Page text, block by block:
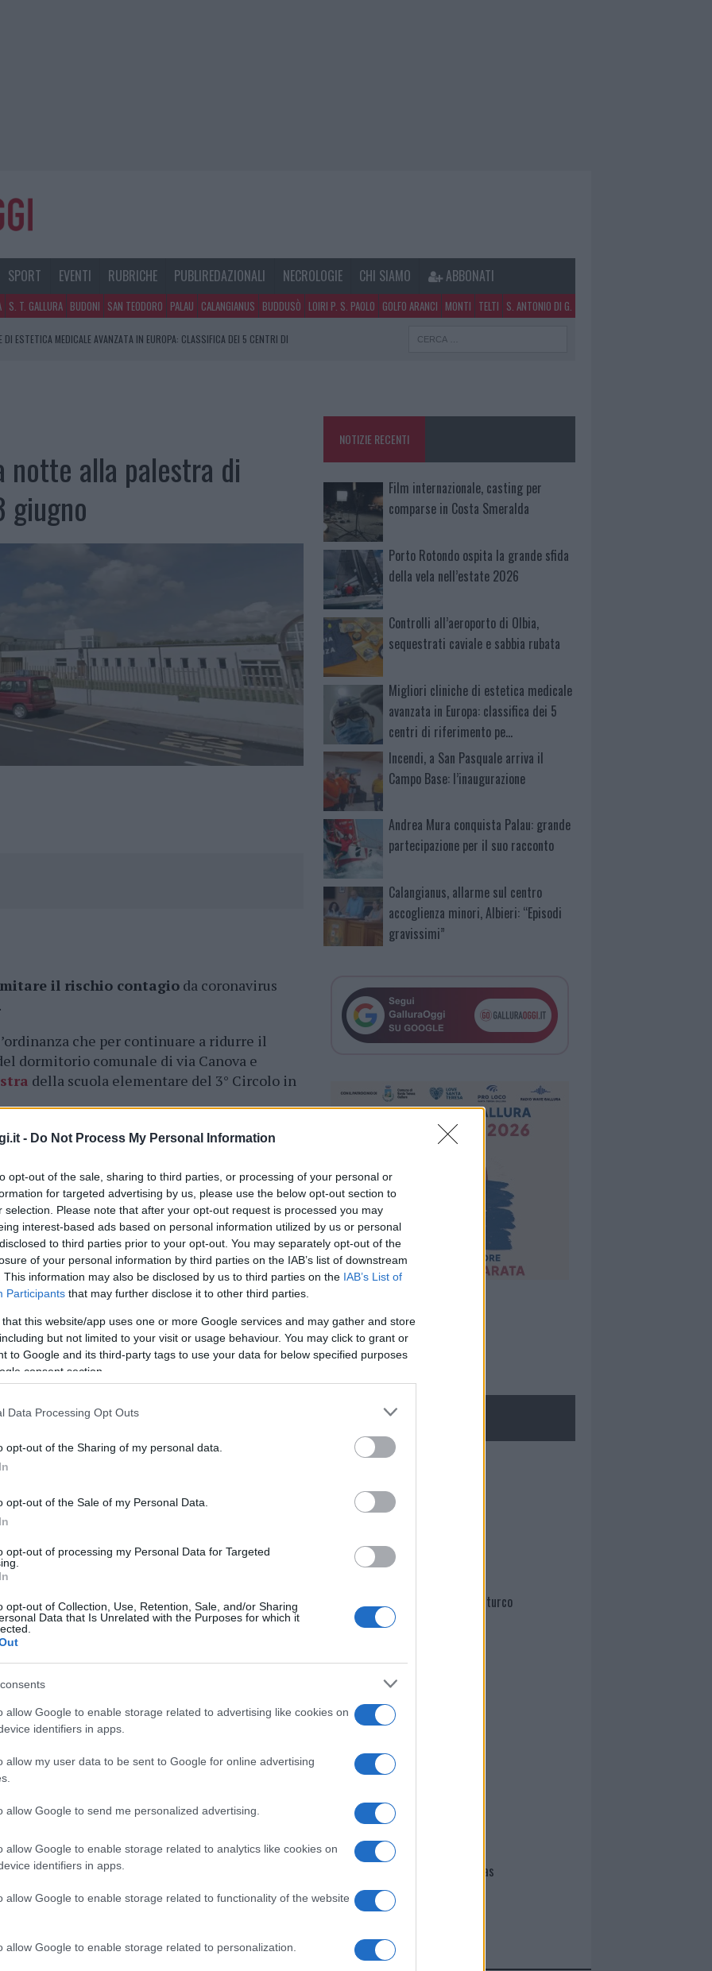
- Do Not Process My Personal Information
opt-out of the sale, sharing to third parties, or processing of your personal or
for targeted advertising by us, please use the below opt-out section to
selection. Please note that after your opt-out request is processed you may
interest-based ads based on personal information utilized by us or personal
to third parties prior to your opt-out. You may separately opt-out of the
of your personal information by third parties on the IAB’s list of downstream
This information may also be disclosed by us to third parties on the IAB’s List of
Participants that may further disclose it to other third parties.
that this website/app uses one or more Google services and may gather and store
but not limited to your visit or usage behaviour. You may click to grant or
to Google and its third-party tags to use your data for below specified purposes
consent section.
Data Processing Opt Outs
opt-out of the Sharing of my personal data.
opt-out of the Sale of my Personal Data.
opt-out of processing my Personal Data for Targeted
opt-out of Collection, Use, Retention, Sale, and/or Sharing
Data that Is Unrelated with the Purposes for which it
allow Google to enable storage related to advertising like cookies on
identifiers in apps.
allow my user data to be sent to Google for online advertising
allow Google to send me personalized advertising.
allow Google to enable storage related to analytics like cookies on
identifiers in apps.
allow Google to enable storage related to functionality of the website
allow Google to enable storage related to personalization.
SPORT EVENTI RUBRICHE PUBLIREDAZIONALI NECROLOGIE CHI SIAMO ABBONATI
S. T. GALLURA BUDONI SAN TEODORO PALAU CALANGIANUS BUDDUSÒ LOIRI P. S. PAOLO GOLFO ARANCI MONTI TELTI S. ANTONIO DI G.
DI ESTETICA MEDICALE AVANZATA IN EUROPA: CLASSIFICA DEI 5 CENTRI DI
SEQUESTRATI CAVIALE E SABBIA RUBATA
notte alla palestra di
giugno
il rischio contagio da coronavirus
che per continuare a ridurre il
dormitorio comunale di via Canova e
della scuola elementare del 3° Circolo in
salvo proroghe, fino al 3 giugno e
gli ospiti del dormitorio. Nel
provveduto ad allestire il locale per
e i servizisociali ad assicurare la
cliccando qui
nella sezione
Olbia
NOTIZIE RECENTI
Film internazionale, casting per
comparse in Costa Smeralda
Porto Rotondo ospita la grande sfida
della vela nell’estate 2026
Controlli all’aeroporto di Olbia,
sequestrati caviale e sabbia rubata
Migliori cliniche di estetica medicale
avanzata in Europa: classifica dei 5
centri di riferimento pe…
Incendi, a San Pasquale arriva il
Campo Base: l’inaugurazione
Andrea Mura conquista Palau: grande
partecipazione per il suo racconto
Calangianus, allarme sul centro
accoglienza minori, Albieri: “Episodi
gravissimi”
NECROLOGIE
Martina Agostina Diturco
I nostri cari
I nostri cari
Giovannimaria Cabras